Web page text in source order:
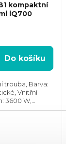
kompaktní
iQ700
Do košíku
trouba, Barva:
Vnitřní
3600 W,
mm,
rozsah: 30°C -